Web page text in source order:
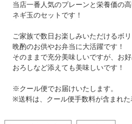
当店一番人気のプレーンと栄養価の
ネギ玉のセットです！
ご家族で数日お楽しみいただけるボリ
晩酌のお供やお弁当に大活躍です！
そのままで充分美味しいですが、お
おろしなど添えても美味しいです！
※クール便でお届けいたします。
※送料は、クール便手数料が含まれた